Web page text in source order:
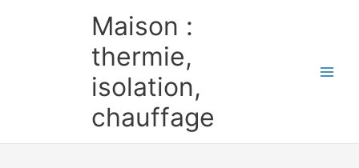
Maison :
thermie,
isolation,
chauffage